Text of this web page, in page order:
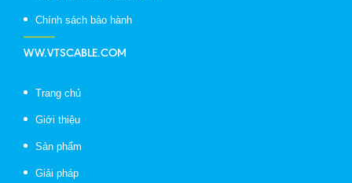
Chính sách bảo hành
WW.VTSCABLE.COM
Trang chủ
Giới thiệu
Sản phẩm
Giải pháp